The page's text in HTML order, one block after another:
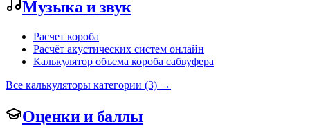
Музыка и звук
Расчет короба
Расчёт акустических систем онлайн
Калькулятор объема короба сабвуфера
Все калькуляторы категории (3) →
Оценки и баллы